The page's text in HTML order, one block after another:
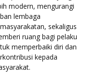
modern, mengurangi
lembaga
sekaligus
ruang bagi pelaku
memperbaiki diri dan
kepada